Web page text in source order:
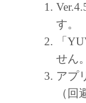
独
ユ
改
は
キ
す。
「
せん。
アプ
（